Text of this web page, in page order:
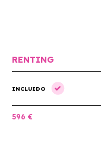
RENTING
INCLUIDO
596 €